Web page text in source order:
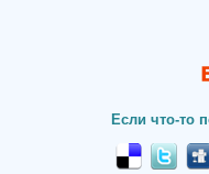
Если что-то